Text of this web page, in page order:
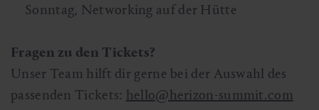
Sonntag, Networking auf der Hütte
Fragen zu den Tickets?
Unser Team hilft dir gerne bei der Auswahl des
passenden Tickets: hello@herizon-summit.com